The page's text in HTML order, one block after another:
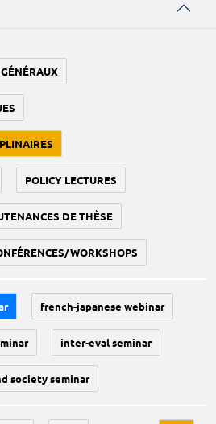
POLICY LECTURES
DE THÈSE
WORKSHOPS
french-japanese webinar
inter-eval seminar
society seminar